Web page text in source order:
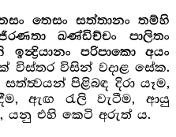
තෙසං සත්තානං තම්හි
ඛණ්ඩිච්චං පාලිතං
පරිපාකො අයං
විස්තර විසින් වදාළ සේක.
පිළිබඳ දිරා යෑම,
ඇඟ රැලි වැටීම, ආයු
යනු එහි කෙටි අරුත් ය.